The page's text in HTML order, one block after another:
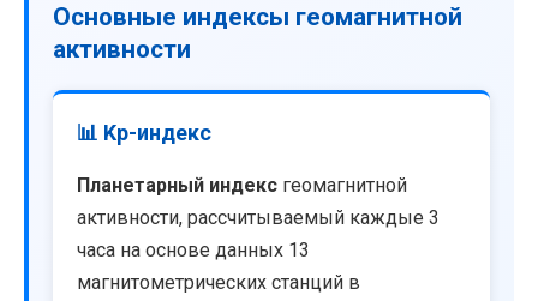
Основные индексы геомагнитной
активности
📊 Kp-индекс
Планетарный индекс геомагнитной
активности, рассчитываемый каждые 3
часа на основе данных 13
магнитометрических станций в